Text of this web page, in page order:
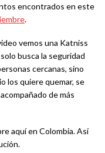
encontrados en este
.
vemos una Katniss
busca la seguridad
cercanas, sino
los quiere quemar, se
de más
aquí en Colombia. Así